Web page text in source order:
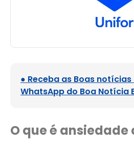
● Receba as Boas
WhatsApp do Boa Notícia
O que é ansiedade